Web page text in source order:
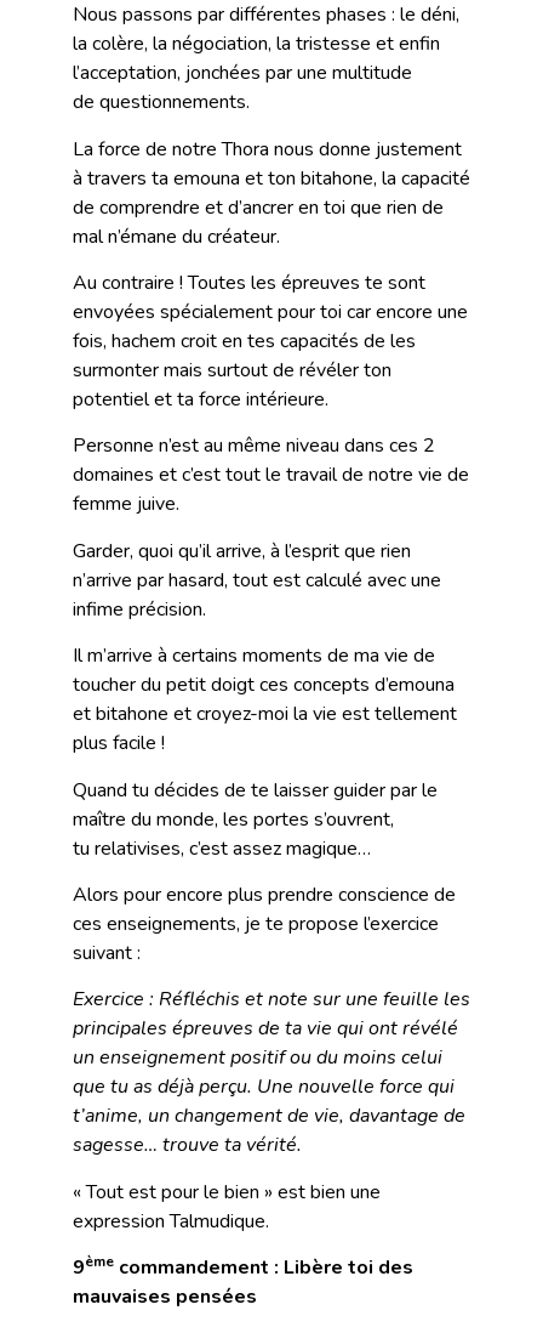
Nous passons par différentes phases : le déni,
la colère, la négociation, la tristesse et enfin
l’acceptation, jonchées par une multitude
de questionnements.
La force de notre Thora nous donne justement
à travers ta emouna et ton bitahone, la capacité
de comprendre et d’ancrer en toi que rien de
mal n’émane du créateur.
Au contraire ! Toutes les épreuves te sont
envoyées spécialement pour toi car encore une
fois, hachem croit en tes capacités de les
surmonter mais surtout de révéler ton
potentiel et ta force intérieure.
Personne n’est au même niveau dans ces 2
domaines et c’est tout le travail de notre vie de
femme juive.
Garder, quoi qu’il arrive, à l’esprit que rien
n’arrive par hasard, tout est calculé avec une
infime précision.
Il m’arrive à certains moments de ma vie de
toucher du petit doigt ces concepts d’emouna
et bitahone et croyez-moi la vie est tellement
plus facile !
Quand tu décides de te laisser guider par le
maître du monde, les portes s’ouvrent,
tu relativises, c’est assez magique…
Alors pour encore plus prendre conscience de
ces enseignements, je te propose l’exercice
suivant :
Exercice : Réfléchis et note sur une feuille les
principales épreuves de ta vie qui ont révélé
un enseignement positif ou du moins celui
que tu as déjà perçu. Une nouvelle force qui
t’anime, un changement de vie, davantage de
sagesse… trouve ta vérité.
« Tout est pour le bien » est bien une
expression Talmudique.
9ème commandement : Libère toi des
mauvaises pensées